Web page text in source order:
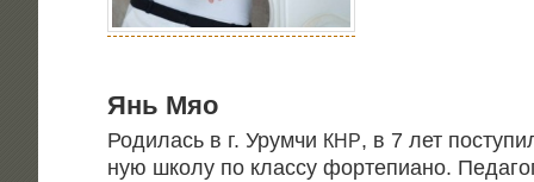
Янь Мяо
Роди­лась в г. Урум­чи КНР, в 7 лет
ную шко­лу по клас­су фор­те­пи­а­но.